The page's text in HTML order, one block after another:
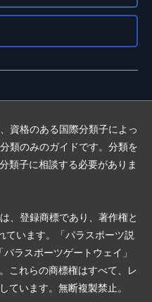
資格のある国際分類子によっ
類のみのガイドです。分類を
類子に相談する必要がありま
、登録商標であり、著作権と
ています。「パラスポーツ説
ラスポーツゲートウェイ」
これらの商標権はすべて、レ
ています。無断複製禁止。